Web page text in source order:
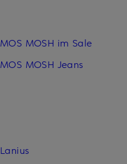
MOS MOSH im Sale
MOS MOSH Jeans
Lanius